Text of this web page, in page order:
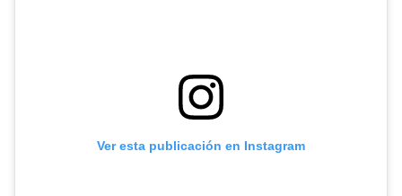
Ver esta publicación en Instagram